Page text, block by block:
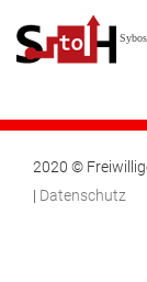
2020 ©
| Datenschutz